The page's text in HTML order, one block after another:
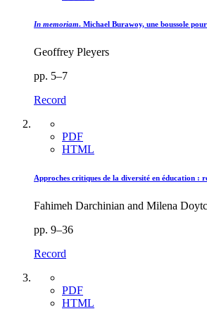
In memoriam. Michael Burawoy, une boussole
Geoffrey Pleyers
pp. 5–7
Record
PDF
HTML
Approches critiques de la diversité en éducation :
Fahimeh Darchinian and Milena
pp. 9–36
Record
PDF
HTML